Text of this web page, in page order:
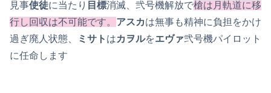
見事使徒に当たり 目標消滅、弐号機解放で槍は月軌道に移
行し回収は不可能です。 アスカは無事も精神に負担をかけ
過ぎ廃人状態、
ミサト はカヲルをエヴァ弐号機パイロット
に任命します